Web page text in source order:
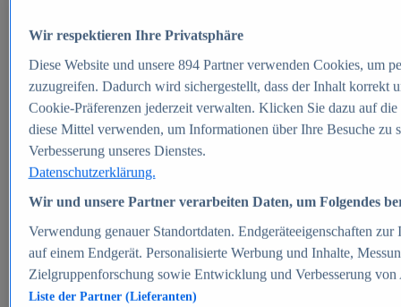
Zum Report
E-commerce
Beliebte Statistiken
Aktuelle Statistiken
E-Commerce - Entwicklung des Umsatzes in
Deutschland 1999-2025
Umsatz von Amazon in Deutschland und weltweit
2010-2025
B2C-E-Commerce: Top-50 Online Shops in
Deutschland 2024
Marktanteile von Online-Zahlungsverfahren in
Deutschland 2024
Umsatzstarke Warengruppen im Online-Handel in
Deutschland 2023-2025
Wir respektieren Ihre Privatsphäre
Diese Website und unsere 894Partner verwenden Cookies, um
zuzugreifen. Dadurch wird sichergestellt, dass der Inhalt korrekt
Cookie-Präferenzen jederzeit verwalten. Klicken Sie dazu auf
diese Mittel verwenden, um Informationen über Ihre Besuche
Verbesserung unseres Dienstes.
Datenschutzerklärung.
Wir und unsere Partner verarbeiten Daten, um Folgendes
Verwendung genauer Standortdaten. Endgeräteeigenschaften
auf einem Endgerät. Personalisierte Werbung und Inhalte,
Zielgruppenforschung sowie Entwicklung und Verbesserung von
Liste der Partner (Lieferanten)